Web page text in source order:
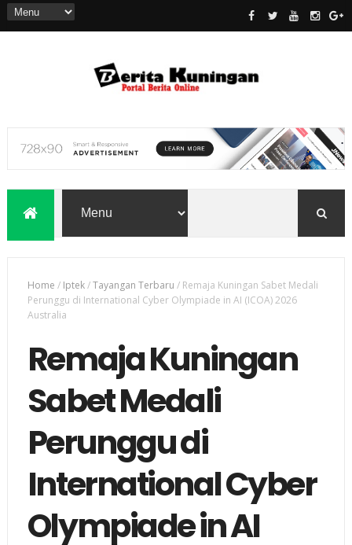
Home / Iptek/Tayangan Terbaru / Remaja Kuningan Sabet Medali
Perunggu di International Cyber Olympiade in AI (ICOA) 2026
Australia
Remaja Kuningan
Sabet Medali
Perunggu di
International Cyber
Olympiade in AI